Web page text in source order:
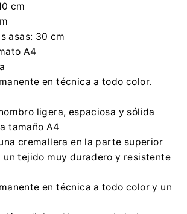
cm
asas: 30 cm
A4
en técnica a todo color.
ligera, espaciosa y sólida
tamaño A4
cremallera en la parte superior
un tejido muy duradero y resistente
en técnica a todo color y un